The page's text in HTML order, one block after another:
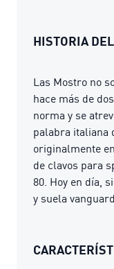
HISTORIA
Las Mostro no
hace más de
norma y se
palabra italiana
originalmente
de clavos para
80. Hoy en día,
y suela